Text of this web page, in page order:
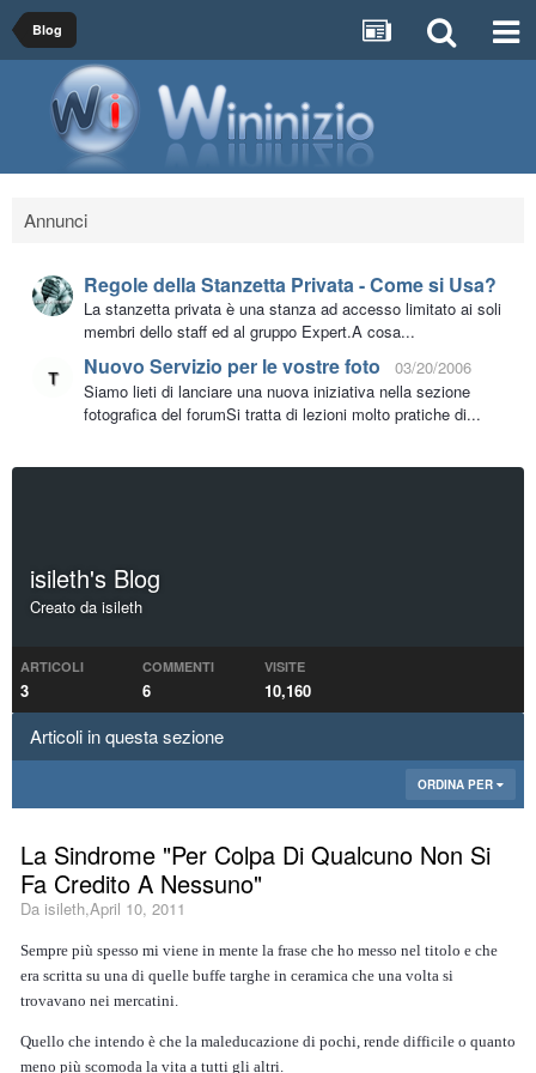
Blog
Annunci
Regole della Stanzetta Privata - Come si Usa?
La stanzetta privata è una stanza ad accesso limitato ai soli
membri dello staff ed al gruppo Expert.A cosa...
Nuovo Servizio per le vostre foto
03/20/2006
Siamo lieti di lanciare una nuova iniziativa nella sezione
fotografica del forumSi tratta di lezioni molto pratiche di...
isileth's Blog
Creato da isileth
ARTICOLI
3
COMMENTI
6
VISITE
10,160
Articoli in questa sezione
ORDINA PER
La Sindrome "Per Colpa Di Qualcuno Non Si
Fa Credito A Nessuno"
Da isileth,April 10, 2011
Sempre più spesso mi viene in mente la frase che ho messo nel titolo e che
era scritta su una di quelle buffe targhe in ceramica che una volta si
trovavano nei mercatini.
Quello che intendo è che la maleducazione di pochi, rende difficile o quanto
meno più scomoda la vita a tutti gli altri.